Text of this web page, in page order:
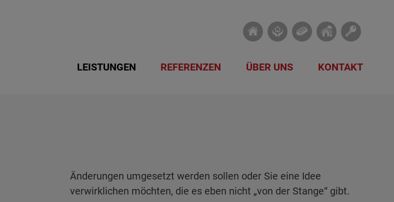
LEISTUNGEN REFERENZEN ÜBER UNS KONTAKT
Änderungen umgesetzt werden sollen oder Sie eine Idee
verwirklichen möchten, die es eben nicht „von der Stange“ gibt.